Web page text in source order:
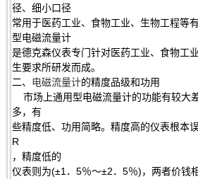
径、细小口径
常用于医药工业、食物工业、生物工程等
型电磁流量计
是德克森仪表专门针对医药工业、食物工
生要求所研发而成。
二、 电磁流量计的精度品级和功用
市场上通用型电磁流量计的功能有较大
多，有
些精度低、功用简略。精度高的仪表根本
R
，精度低的
仪表则为(±1．5％～±2．5％)，两者价钱